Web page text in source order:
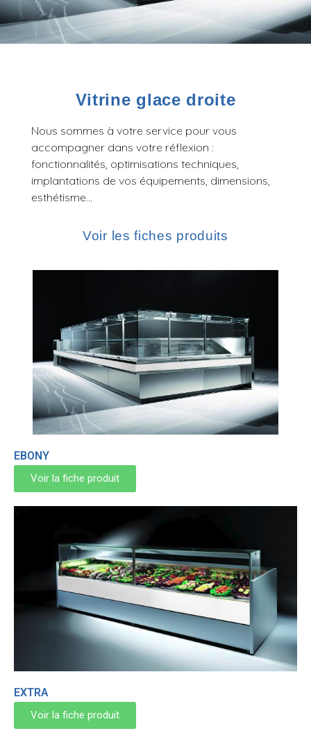
Vitrine glace droite
Nous sommes à votre service pour vous
accompagner dans votre réflexion :
fonctionnalités, optimisations techniques,
implantations de vos équipements, dimensions,
esthétisme…
Voir les fiches produits
EBONY
Voir la fiche produit
EXTRA
Voir la fiche produit